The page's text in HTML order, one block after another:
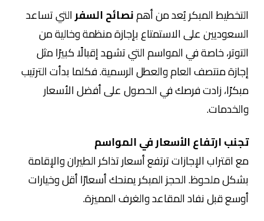
التخطيط المبكر يُعد من أهمنصائح السفرالتي تساعد
السعوديين على الاستمتاع بإجازة منظمة وخالية من
التوتر، خاصة في المواسم التي تشهد إقبالًا كبيرًا مثل
إجازة منتصف العام والعطل الرسمية. فكلما بدأت الترتيب
مبكرًا، زادت فرصك في الحصول على أفضل الأسعار
والخدمات.
تجنب ارتفاع الأسعار في المواسم
مع اقتراب الإجازات ترتفع أسعار تذاكر الطيران والإقامة
بشكل ملحوظ. الحجز المبكر يمنحك أسعارًا أقل وخيارات
أوسع قبل نفاد المقاعد والغرف المميزة.